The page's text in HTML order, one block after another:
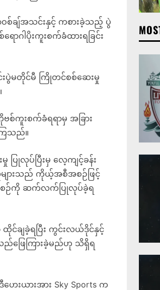
စ်ချ်အသင်းနှင့် ကစားခဲ့သည့် ပွဲ
ါပိုးကူးစက်ခံထားရခြင်း
းပွဲမတိုင်မီ ကြိုတင်စစ်ဆေးမှု
ကူးစက်ခံရရာမှ အခြား
ြသည်။
ြုလုပ်ပြီးမှ လေ့ကျင့်ခန်း
များသည် ကိုယ့်အစီအစဉ်ဖြင့်
စီအစဉ်ကို ဆက်လက်ပြုလုပ်ခဲ့ရ
ချခဲ့ရပြီး ကွင်းလယ်ဒိုင်နှင့်
ည်ဖြေကြားခဲ့မည်ဟု သိရှိရ
းယားအား Sky Sports က